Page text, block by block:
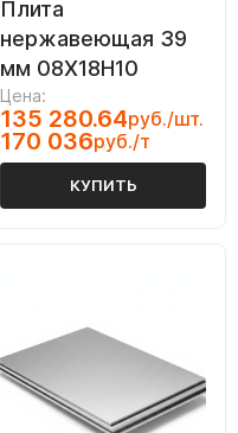
Плита
нержавеющая 39
мм 08Х18Н10
Цена:
135 280.64руб./шт.
170 036руб./т
КУПИТЬ